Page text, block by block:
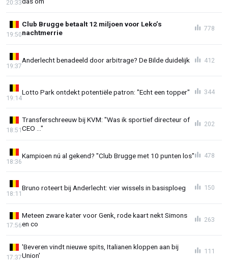
20:33
Club Brugge betaalt 12 miljoen voor Leko’s
nachtmerrie
19:50
778
Anderlecht benadeeld door arbitrage? De Bilde duidelijk
19:37
412
Lotto Park ontdekt potentiële patron: "Echt een topper"
19:14
344
Transferschreeuw bij KVM: "Was ik sportief directeur of
CEO ..."
18:51
202
Kampioen nú al gekend? "Club Brugge met 10 punten los"
18:36
478
Bruno roteert bij Anderlecht: vier wissels in basisploeg
18:11
150
Meteen zware kater voor Genk, rode kaart nekt Simons
en co
17:56
263
'Beveren vindt nieuwe spits, Italianen kloppen aan bij
Union'
17:37
111